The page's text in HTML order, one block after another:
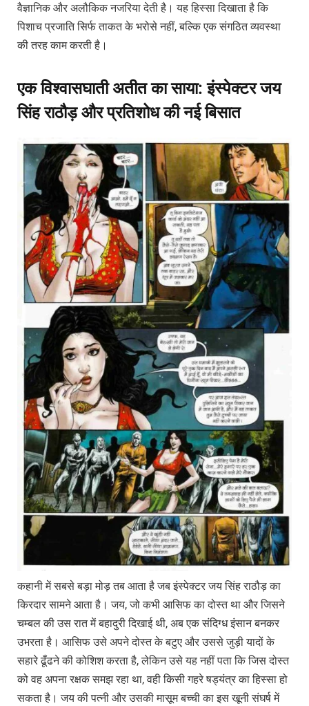
वैज्ञानिक और अलौकिक नजरिया देती है। यह हिस्सा दिखाता है कि
पिशाच प्रजाति सिर्फ ताकत के भरोसे नहीं, बल्कि एक संगठित व्यवस्था
की तरह काम करती है।
एक विश्वासघाती अतीत का साया: इंस्पेक्टर जय
सिंह राठौड़ और प्रतिशोध की नई बिसात
कहानी में सबसे बड़ा मोड़ तब आता है जब इंस्पेक्टर जय सिंह राठौड़ का
किरदार सामने आता है। जय, जो कभी आसिफ का दोस्त था और जिसने
चम्बल की उस रात में बहादुरी दिखाई थी, अब एक संदिग्ध इंसान बनकर
उभरता है। आसिफ उसे अपने दोस्त के बटुए और उससे जुड़ी यादों के
सहारे ढूँढने की कोशिश करता है, लेकिन उसे यह नहीं पता कि जिस दोस्त
को वह अपना रक्षक समझ रहा था, वही किसी गहरे षड्यंत्र का हिस्सा हो
सकता है। जय की पत्नी और उसकी मासूम बच्ची का इस खूनी संघर्ष में